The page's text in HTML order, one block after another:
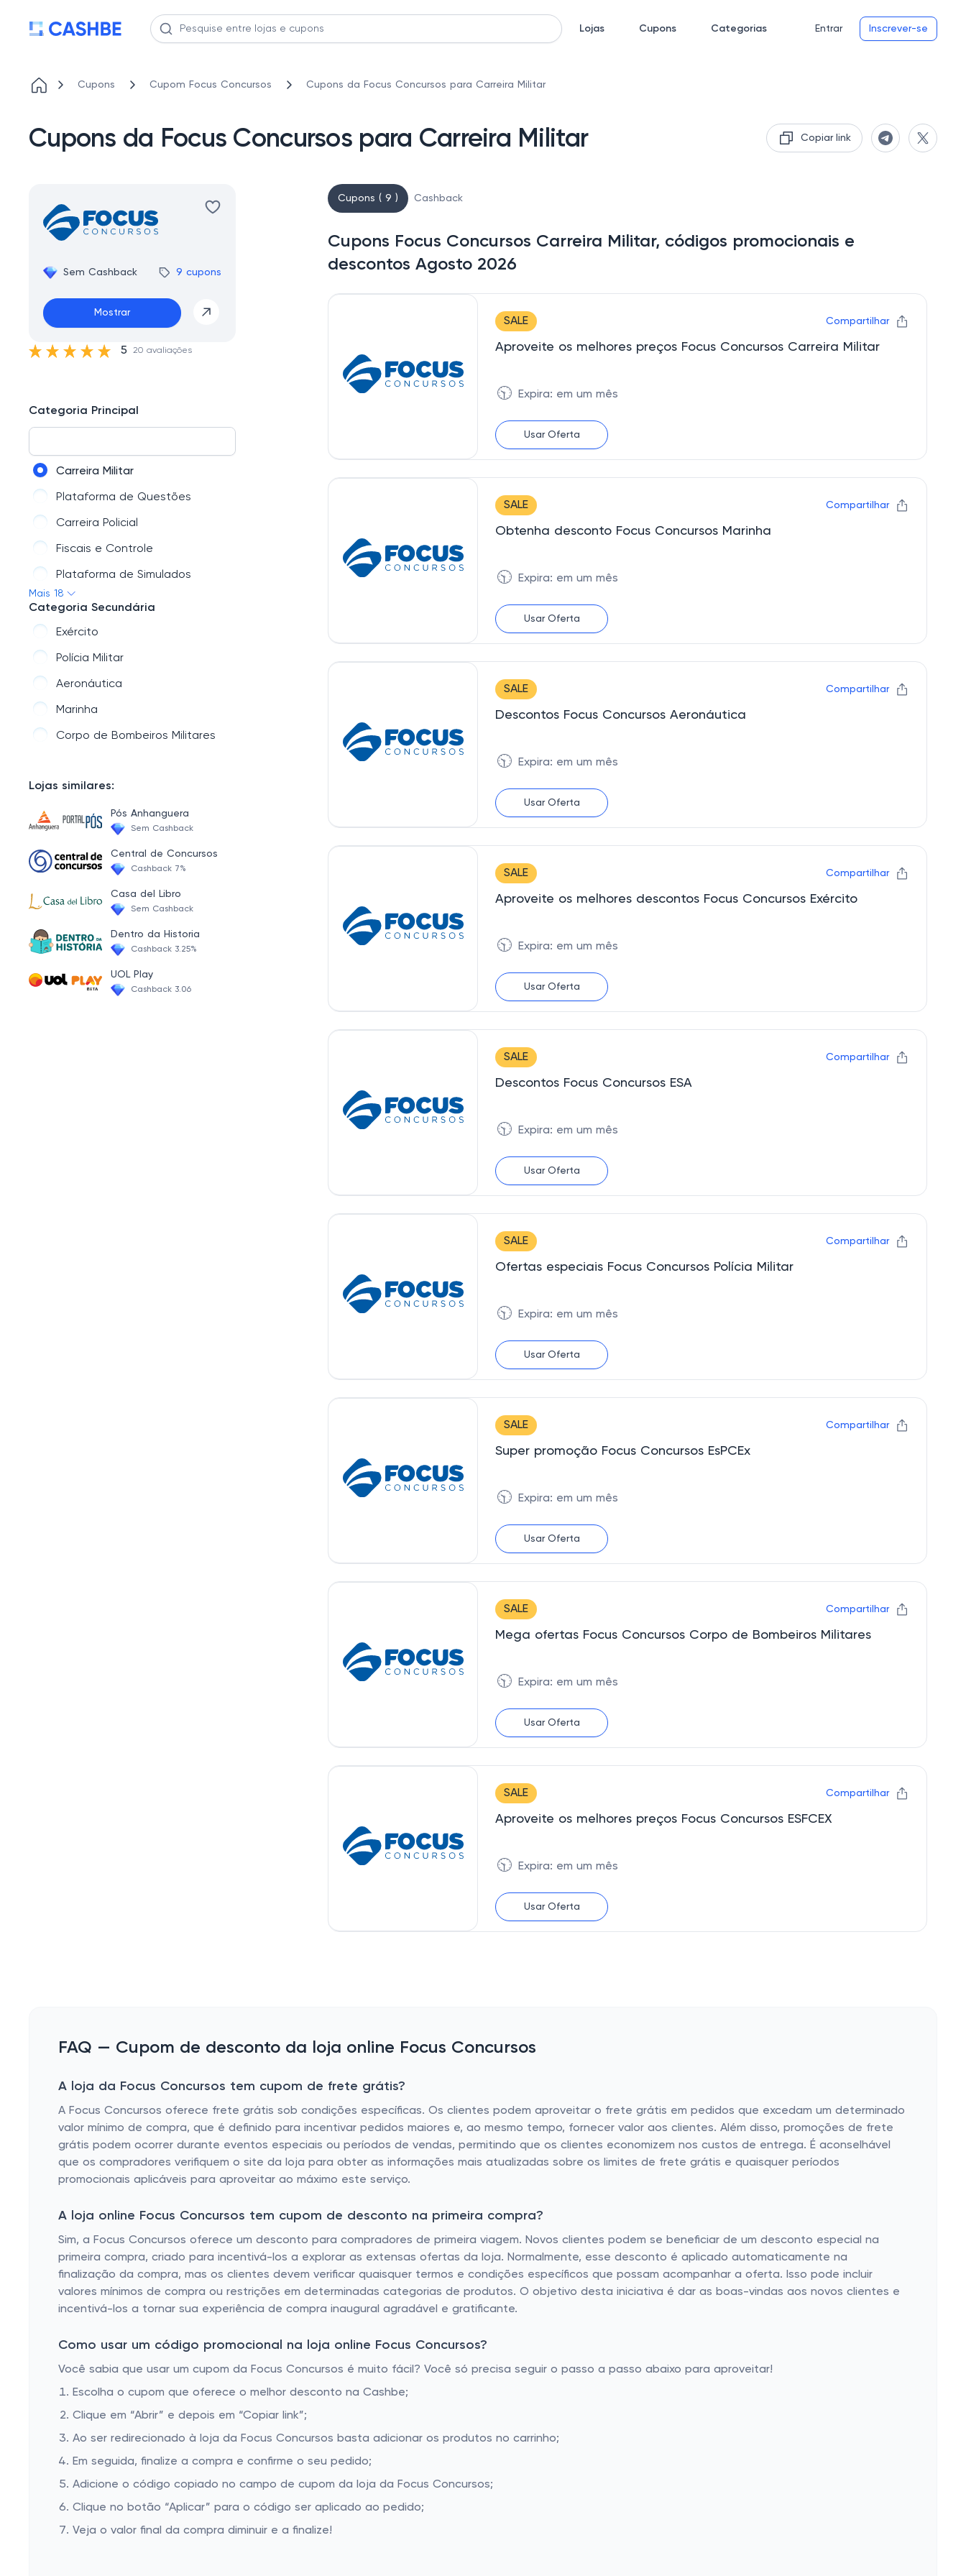
Lojas Cupons Categorias Entrar Inscrever-se
Cupons Cupom Focus Concursos Cupons da Focus Concursos para Carreira Militar
Cupons da Focus Concursos para Carreira Militar Copiar link
Sem Cashback 9 cupons
Mostrar
5 20 avaliações
Categoria Principal
Carreira Militar
Plataforma de Questões
Carreira Policial
Fiscais e Controle
Plataforma de Simulados
Área de Educação
OAB
Carreira Bancária
Curso de Discursiva
Ministério Público
Assembleias Legislativas
Área de Saúde
Carreira Administrativa
Carreira Jurídica
Carreira Tribunal
Mais 18
Categoria Secundária
Exército
Polícia Militar
Aeronáutica
Marinha
Corpo de Bombeiros Militares
Lojas similares:
Pós Anhanguera
Sem Cashback
Central de Concursos
Cashback 7%
Casa del Libro
Sem Cashback
Dentro da Historia
Cashback 3.25%
UOL Play
Cashback 3.06
Cupons ( 9 ) Cashback
Cupons Focus Concursos Carreira Militar, códigos promocionais e
descontos Agosto 2026
SALE Compartilhar
Aproveite os melhores preços Focus Concursos Carreira Militar
🕥 Expira: em um mês
Usar Oferta
SALE Compartilhar
Obtenha desconto Focus Concursos Marinha
🕥 Expira: em um mês
Usar Oferta
SALE Compartilhar
Descontos Focus Concursos Aeronáutica
🕥 Expira: em um mês
Usar Oferta
SALE Compartilhar
Aproveite os melhores descontos Focus Concursos Exército
🕥 Expira: em um mês
Usar Oferta
SALE Compartilhar
Descontos Focus Concursos ESA
🕥 Expira: em um mês
Usar Oferta
SALE Compartilhar
Ofertas especiais Focus Concursos Polícia Militar
🕥 Expira: em um mês
Usar Oferta
SALE Compartilhar
Super promoção Focus Concursos EsPCEx
🕥 Expira: em um mês
Usar Oferta
SALE Compartilhar
Mega ofertas Focus Concursos Corpo de Bombeiros Militares
🕥 Expira: em um mês
Usar Oferta
SALE Compartilhar
Aproveite os melhores preços Focus Concursos ESFCEX
🕥 Expira: em um mês
Usar Oferta
FAQ — Cupom de desconto da loja online Focus Concursos
A loja da Focus Concursos tem cupom de frete grátis?
A Focus Concursos oferece frete grátis sob condições específicas. Os clientes podem aproveitar o frete grátis em pedidos que excedam um determinado
valor mínimo de compra, que é definido para incentivar pedidos maiores e, ao mesmo tempo, fornecer valor aos clientes. Além disso, promoções de frete
grátis podem ocorrer durante eventos especiais ou períodos de vendas, permitindo que os clientes economizem nos custos de entrega. É aconselhável
que os compradores verifiquem o site da loja para obter as informações mais atualizadas sobre os limites de frete grátis e quaisquer períodos
promocionais aplicáveis ​​para aproveitar ao máximo este serviço.
A loja online Focus Concursos tem cupom de desconto na primeira compra?
Sim, a Focus Concursos oferece um desconto para compradores de primeira viagem. Novos clientes podem se beneficiar de um desconto especial na
primeira compra, criado para incentivá-los a explorar as extensas ofertas da loja. Normalmente, esse desconto é aplicado automaticamente na
finalização da compra, mas os clientes devem verificar quaisquer termos e condições específicos que possam acompanhar a oferta. Isso pode incluir
valores mínimos de compra ou restrições em determinadas categorias de produtos. O objetivo desta iniciativa é dar as boas-vindas aos novos clientes e
incentivá-los a tornar sua experiência de compra inaugural agradável e gratificante.
Como usar um código promocional na loja online Focus Concursos?
Você sabia que usar um cupom da Focus Concursos é muito fácil? Você só precisa seguir o passo a passo abaixo para aproveitar!
Escolha o cupom que oferece o melhor desconto na Cashbe;
Clique em “Abrir” e depois em “Copiar link”;
Ao ser redirecionado à loja da Focus Concursos basta adicionar os produtos no carrinho;
Em seguida, finalize a compra e confirme o seu pedido;
Adicione o código copiado no campo de cupom da loja da Focus Concursos;
Clique no botão “Aplicar” para o código ser aplicado ao pedido;
Veja o valor final da compra diminuir e a finalize!